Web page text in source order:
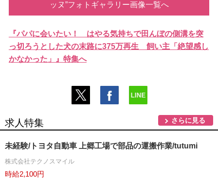
ッヌ”フォトギャラリー画像一覧へ
『パパに会いたい！ はやる気持ちで田んぼの側溝を突
っ切ろうとした犬の末路に375万再生 飼い主「絶望感し
かなかった」』特集へ
求人特集 さらに見る
未経験/トヨタ自動車 上郷工場で部品の運搬作業/tutumi
株式会社テクノスマイル
時給2,100円